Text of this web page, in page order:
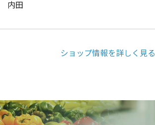
内田
ショップ情報を詳しく見る